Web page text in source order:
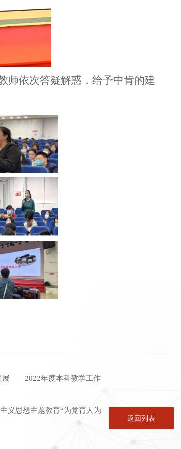
师依次答疑解惑，给予中肯的建
展——2022年度本科教学工作
义思想主题教育“为党育人为
返回列表